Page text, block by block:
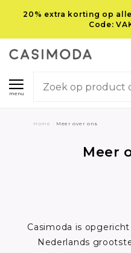
20% extra korting op
Code:
menu
Home Meer over ons
Meer
Casimoda is
Nederlands